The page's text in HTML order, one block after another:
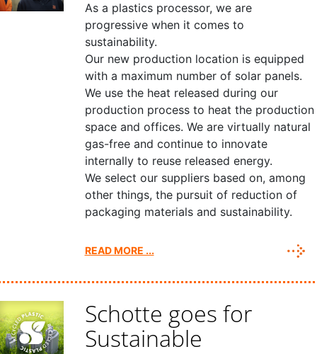
As a plastics processor, we are
progressive when it comes to
sustainability.
Our new production location is equipped
with a maximum number of solar panels.
We use the heat released during our
production process to heat the production
space and offices. We are virtually natural
gas-free and continue to innovate
internally to reuse released energy.
We select our suppliers based on, among
other things, the pursuit of reduction of
packaging materials and sustainability.
READ MORE ...
Schotte goes for
Sustainable